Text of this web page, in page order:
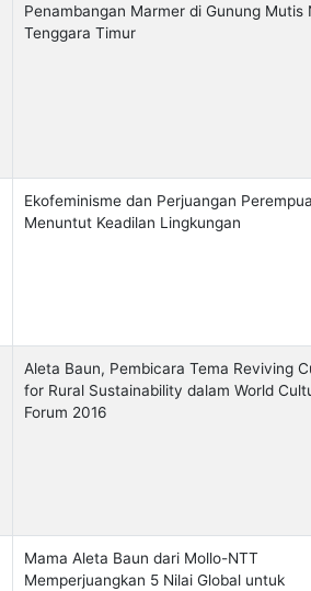
Penambangan Marmer di Gunung Mutis
Tenggara Timur
Ekofeminisme dan Perjuangan
Menuntut Keadilan Lingkungan
Aleta Baun, Pembicara Tema Reviving
for Rural Sustainability dalam World
Forum 2016
Mama Aleta Baun dari Mollo-NTT
Memperjuangkan 5 Nilai Global untuk